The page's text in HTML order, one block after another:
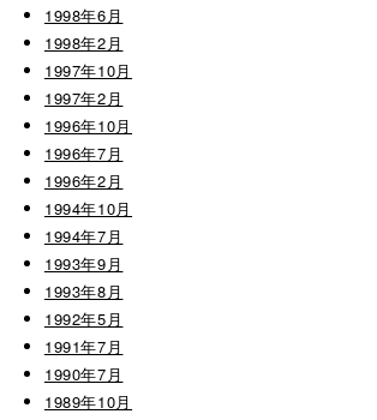
1998年6月
1998年2月
1997年10月
1997年2月
1996年10月
1996年7月
1996年2月
1994年10月
1994年7月
1993年9月
1993年8月
1992年5月
1991年7月
1990年7月
1989年10月